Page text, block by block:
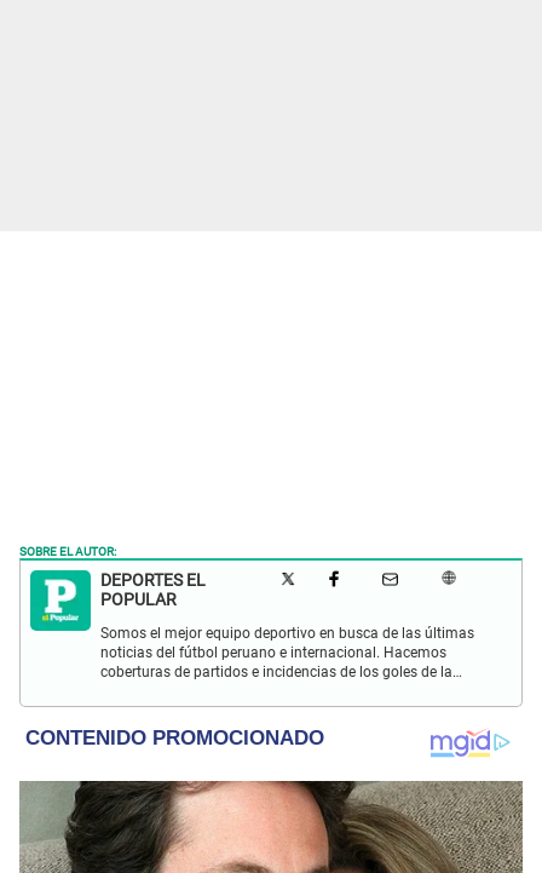
SOBRE EL AUTOR:
DEPORTES EL
POPULAR
Somos el mejor equipo deportivo en busca de las últimas
noticias del fútbol peruano e internacional. Hacemos
coberturas de partidos e incidencias de los goles de la
eventos deportivos.